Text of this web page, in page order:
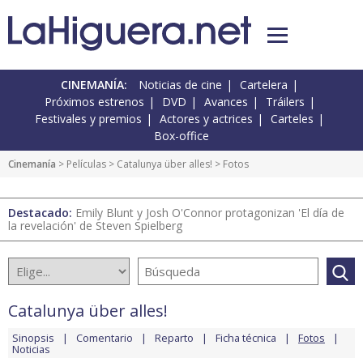
CINEMANÍA: Noticias de cine
Cartelera
Próximos estrenos
DVD Avances
Tráilers
Festivales y premios
Actores y actrices
Carteles
Box-office
Cinemanía > Películas > Catalunya über alles! > Fotos
Destacado: Emily Blunt y Josh O'Connor protagonizan 'El día de
la revelación' de Steven Spielberg
Catalunya über alles!
Sinopsis Comentario Reparto Ficha técnica Fotos
Noticias